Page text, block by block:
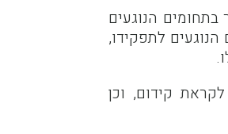
הנוגעים
לתפקידו,
קידום, וכן